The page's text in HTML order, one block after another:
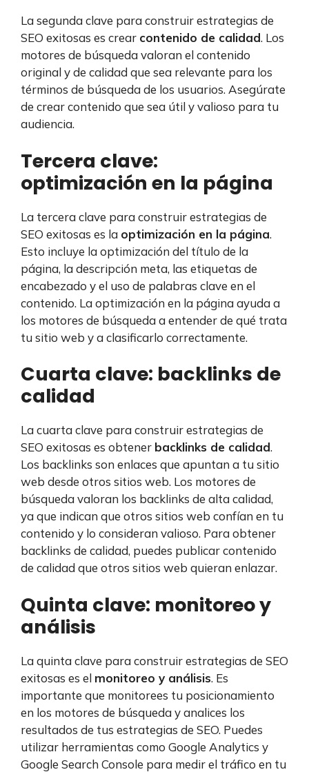
La segunda clave para construir estrategias de
SEO exitosas es crear contenido de calidad. Los
motores de búsqueda valoran el contenido
original y de calidad que sea relevante para los
términos de búsqueda de los usuarios. Asegúrate
de crear contenido que sea útil y valioso para tu
audiencia.
Tercera clave:
optimización en la página
La tercera clave para construir estrategias de
SEO exitosas es la optimización en la página.
Esto incluye la optimización del título de la
página, la descripción meta, las etiquetas de
encabezado y el uso de palabras clave en el
contenido. La optimización en la página ayuda a
los motores de búsqueda a entender de qué trata
tu sitio web y a clasificarlo correctamente.
Cuarta clave: backlinks de
calidad
La cuarta clave para construir estrategias de
SEO exitosas es obtener backlinks de calidad.
Los backlinks son enlaces que apuntan a tu sitio
web desde otros sitios web. Los motores de
búsqueda valoran los backlinks de alta calidad,
ya que indican que otros sitios web confían en tu
contenido y lo consideran valioso. Para obtener
backlinks de calidad, puedes publicar contenido
de calidad que otros sitios web quieran enlazar.
Quinta clave: monitoreo y
análisis
La quinta clave para construir estrategias de SEO
exitosas es el monitoreo y análisis. Es
importante que monitorees tu posicionamiento
en los motores de búsqueda y analices los
resultados de tus estrategias de SEO. Puedes
utilizar herramientas como Google Analytics y
Google Search Console para medir el tráfico en tu